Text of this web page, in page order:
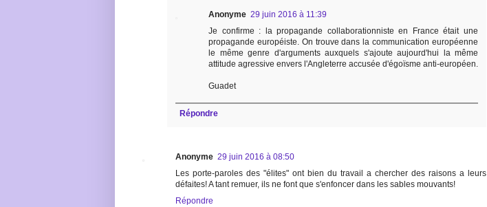
Anonyme 29 juin 2016 à 11:39
Je confirme : la propagande collaborationniste en France était une
propagande européiste. On trouve dans la communication européenne
le même genre d'arguments auxquels s'ajoute aujourd'hui la même
attitude agressive envers l'Angleterre accusée d'égoïsme anti-européen.
Guadet
Répondre
Anonyme 29 juin 2016 à 08:50
Les porte-paroles des "élites" ont bien du travail a chercher des raisons a leurs
défaites! A tant remuer, ils ne font que s'enfoncer dans les sables mouvants!
Répondre